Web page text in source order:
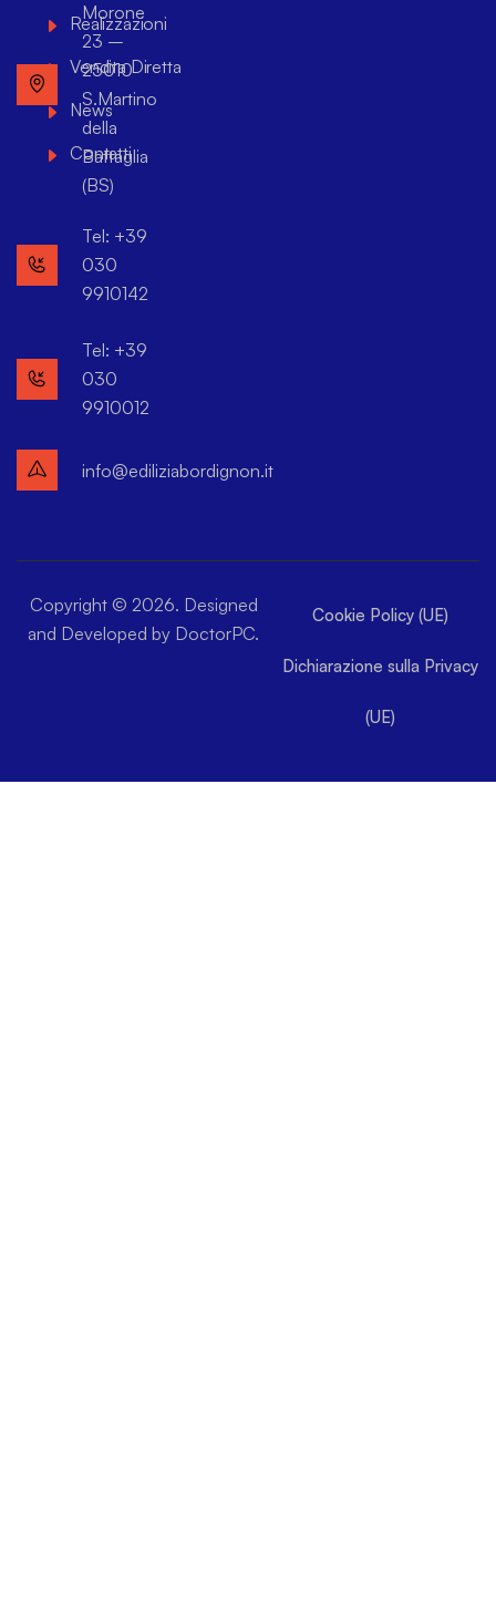
Morone
23 –
25010
S.Martino
della
Battaglia
(BS)
Tel: +39
030
9910142
Tel: +39
030
9910012
info@ediliziabordignon.it
Realizzazioni
Vendita Diretta
News
Contatti
Copyright © 2026. Designed
and Developed by DoctorPC.
Cookie Policy (UE)
Dichiarazione sulla Privacy
(UE)